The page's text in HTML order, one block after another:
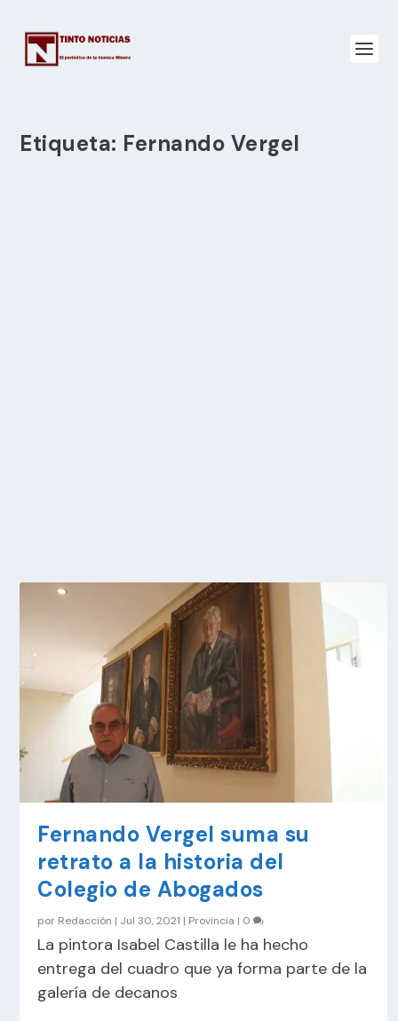
Etiqueta: Fernando Vergel
Fernando Vergel suma su
retrato a la historia del
Colegio de Abogados
por Redacción | Jul 30, 2021 | Provincia | 0
La pintora Isabel Castilla le ha hecho
entrega del cuadro que ya forma parte de la
galería de decanos